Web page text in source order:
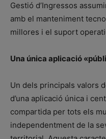
Gestió d’Ingressos
amb el manteniment
millores i el suport
Una única aplicació
Un dels principals valors
d’una aplicació única i
compartida per tots els
independentment de la